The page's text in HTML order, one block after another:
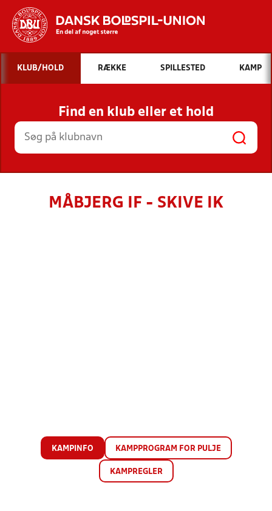
Hvad vil du søge efter?
INDHOLD OG NYHEDER
STILLINGER, RESULTATER, KLUBBER OG
HOLD
KLUB/HOLD RÆKKE SPILLESTED KAMP
Find en klub eller et hold
MÅBJERG IF - SKIVE IK
KAMPINFO KAMPPROGRAM FOR PULJE
KAMPREGLER